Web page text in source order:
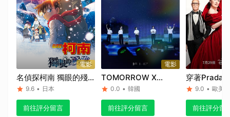
電影
名偵探柯南 獨眼的殘
像 9.6 • 日本
前往評分留言
電影
TOMORROW X
TOGETHER ACT:
SWEET MIRAGE in
LA
0.0 • 韓國
前往評分留言
穿著Prada
9.0 • 歐美
前往評分留